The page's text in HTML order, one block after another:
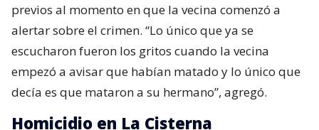
previos al momento en que la vecina comenzó a
alertar sobre el crimen. “Lo único que ya se
escucharon fueron los gritos cuando la vecina
empezó a avisar que habían matado y lo único que
decía es que mataron a su hermano”, agregó.
Homicidio en La Cisterna